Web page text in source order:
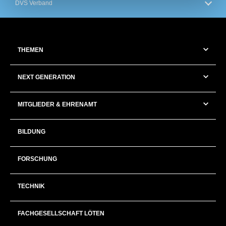
DVS Verband
THEMEN
NEXT GENERATION
MITGLIEDER & EHRENAMT
BILDUNG
FORSCHUNG
TECHNIK
FACHGESELLSCHAFT LÖTEN